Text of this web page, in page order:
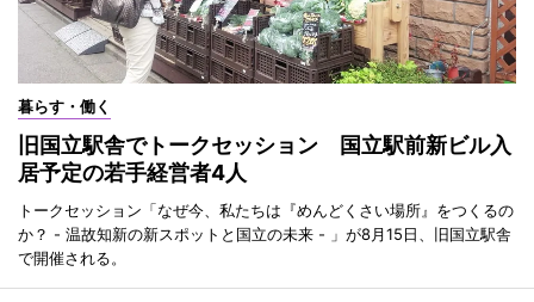
暮らす・働く
旧国立駅舎でトークセッション 国立駅前新ビル入
居予定の若手経営者4人
トークセッション「なぜ今、私たちは『めんどくさい場所』をつくるの
か？ - 温故知新の新スポットと国立の未来 - 」が8月15日、旧国立駅舎
で開催される。